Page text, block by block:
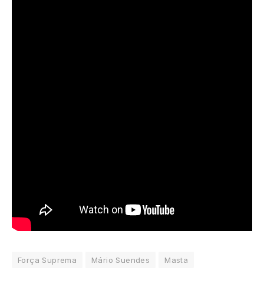
Força Suprema Mário Suendes Masta